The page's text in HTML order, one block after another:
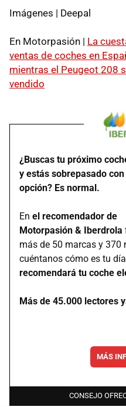
Imágenes | Deepal
En Motorpasión | La
ventas de coches en
mientras el Peugeot 208
vendido
¿Buscas tu próximo
y estás sobrepasado
opción? Es normal.
En el recomendador de
Motorpasión & Iberdrola
más de 50 marcas y 370
cuéntanos cómo es tu
recomendará tu coche
Más de 45.000 lectores
MÁS
CONSEJO